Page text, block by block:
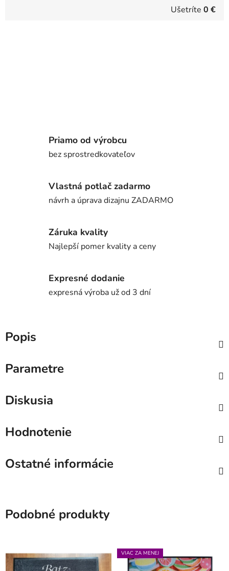
Ušetríte 0 €
Priamo od výrobcu
bez sprostredkovateľov
Vlastná potlač zadarmo
návrh a úprava dizajnu ZADARMO
Záruka kvality
Najlepší pomer kvality a ceny
Expresné dodanie
expresná výroba už od 3 dní
Popis
Parametre
Diskusia
Hodnotenie
Ostatné informácie
Podobné produkty
VIAC ZA MENEJ